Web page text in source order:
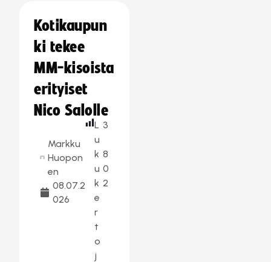
Kotikaupun
ki tekee
MM-kisoista
erityiset
Nico Salolle
Markku
Huopon
en
08.07.2
026
L
u
k
u
k
e
r
t
o
j
3
8
0
2